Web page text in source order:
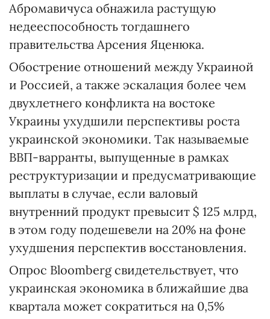
Абромавичуса обнажила растущую
недееспособность тогдашнего
правительства Арсения Яценюка.
Обострение отношений между Украиной
и Россией, а также эскалация более чем
двухлетнего конфликта на востоке
Украины ухудшили перспективы роста
украинской экономики. Так называемые
ВВП-варранты, выпущенные в рамках
реструктуризации и предусматривающие
выплаты в случае, если валовый
внутренний продукт превысит $ 125 млрд,
в этом году подешевели на 20% на фоне
ухудшения перспектив восстановления.
Опрос Bloomberg свидетельствует, что
украинская экономика в ближайшие два
квартала может сократиться на 0,5%